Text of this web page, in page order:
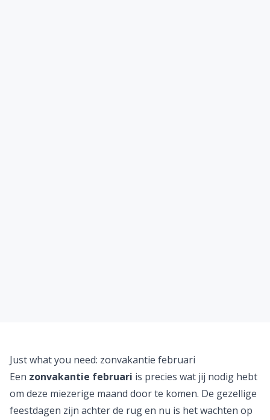
Just what you need: zonvakantie februari
Een zonvakantie februari is precies wat jij nodig hebt
om deze miezerige maand door te komen. De gezellige
feestdagen zijn achter de rug en nu is het wachten op